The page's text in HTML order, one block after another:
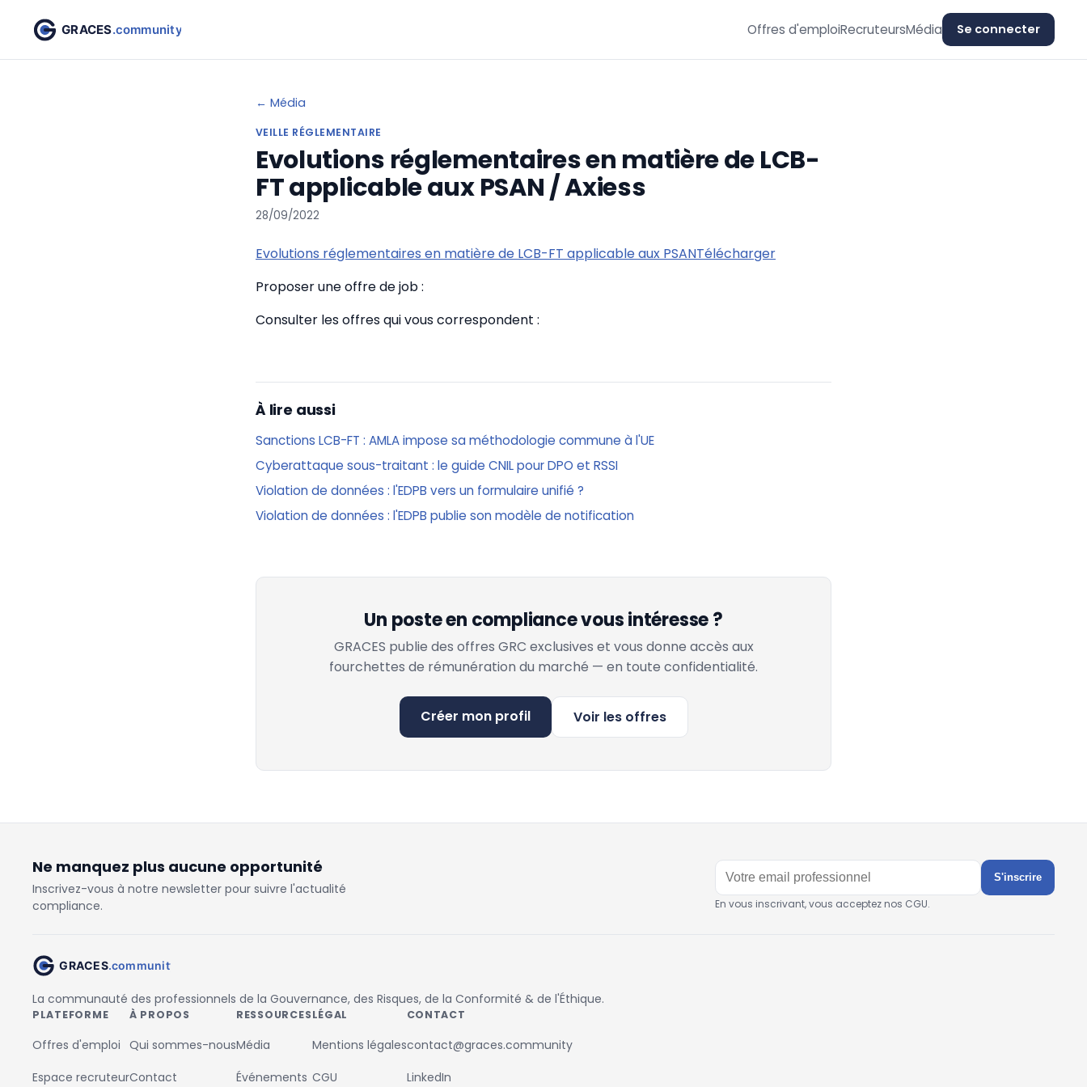
Offres d'emploiRecruteursMédia Se connecter
← Média
VEILLE RÉGLEMENTAIRE
Evolutions réglementaires en matière de LCB-
FT applicable aux PSAN / Axiess
28/09/2022
Evolutions réglementaires en matière de LCB-FT applicable aux PSANTélécharger
Proposer une offre de job :
Consulter les offres qui vous correspondent :
À lire aussi
Sanctions LCB-FT : AMLA impose sa méthodologie commune à l'UE
Cyberattaque sous-traitant : le guide CNIL pour DPO et RSSI
Violation de données : l'EDPB vers un formulaire unifié ?
Violation de données : l'EDPB publie son modèle de notification
Un poste en compliance vous intéresse ?
GRACES publie des offres GRC exclusives et vous donne accès aux
fourchettes de rémunération du marché — en toute confidentialité.
Créer mon profil Voir les offres
Ne manquez plus aucune opportunité
Inscrivez-vous à notre newsletter pour suivre l'actualité
compliance.
S'inscrire
En vous inscrivant, vous acceptez nos CGU.
La communauté des professionnels de la Gouvernance, des Risques, de la Conformité & de l'Éthique.
PLATEFORME
Offres d'emploi
Espace recruteur
À PROPOS
Qui sommes-nous
Contact
RESSOURCES
Média
Événements
LÉGAL
Mentions légales
CGU
CONTACT
contact@graces.community
LinkedIn